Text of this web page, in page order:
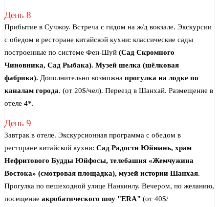
День 8
Прибытие в Сучжоу. Встреча с гидом на ж/д вокзале. Экскурсии
с обедом в ресторане китайской кухни: классические сады
построенные по системе Фен-Шуй (Сад Скромного
Чиновника, Сад Рыбака). Музей шелка (шёлковая
фабрика). Дополнительно возможна прогулка на лодке по
каналам города. (от 20$/чел). Переезд в Шанхай. Размещение в
отеле 4*.
День 9
Завтрак в отеле. Экскурсионная программа с обедом в
ресторане китайской кухни: Сад Радости Юйюань, храм
Нефритового Будды Юйфосы, телебашня «Жемчужина
Востока» (смотровая площадка), музей истории Шанхая.
Прогулка по пешеходной улице Нанкинлу. Вечером, по желанию,
посещение акробатического шоу "ERA" (от 40$/